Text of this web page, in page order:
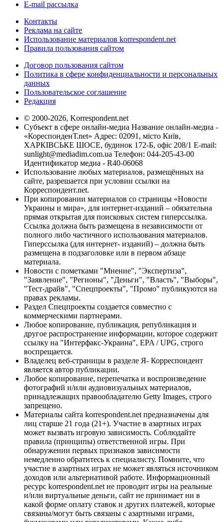
E-mail рассылка
Контакты
Реклама на сайте
Использование материалов korrespondent.net
Правила пользования сайтом
Договор пользования сайтом
Политика в сфере конфиденциальности и персональных
данных
Пользовательское соглашение
Редакция
© 2000-2026, Korrespondent.net
Субъект в сфере онлайн-медиа Название онлайн-медиа -
«КореспонденТ.net» Адрес: 02091, місто Київ,
ХАРКІВСЬКЕ ШОСЕ, будинок 172-Б, офіс 208/1 E-mail:
sunlight@mediadim.com.ua Телефон: 044-205-43-00
Идентификатор медиа - R40-06068
Использование любых материалов, размещённых на
сайте, разрешается при условии ссылки на
Корреспондент.net.
При копировании материалов со страницы «Новости
Украины и мира», для интернет-изданий – обязательна
прямая открытая для поисковых систем гиперссылка.
Ссылка должна быть размещена в независимости от
полного либо частичного использования материалов.
Гиперссылка (для интернет- изданий) – должна быть
размещена в подзаголовке или в первом абзаце
материала.
Новости с пометками "Мнение", "Экспертиза",
"Заявление", "Регионы", "Деньги", "Власть", "Выборы",
"Тест-драйв", "Спецпроекты", "Промо" публикуются на
правах рекламы.
Раздел Спецпроекты создается совместно с
коммерческими партнерами.
Любое копирование, публикация, републикация и
другое распространение информации, которое содержит
ссылку на "Интерфакс-Украина", EPA / UPG, строго
воспрещается.
Владелец веб-страницы в разделе Я- Корреспондент
является автор публикации.
Любое копирование, перепечатка и воспроизведение
фотографий и/или аудиовизуальных материалов,
принадлежащих правообладателю Getty Images, строго
запрещено.
Материалы сайта korrespondent.net предназначены для
лиц старше 21 года (21+). Участие в азартных играх
может вызвать игровую зависимость. Соблюдайте
правила (принципы) ответственной игры. При
обнаружении первых признаков зависимости
немедленно обратитесь к специалисту. Помните, что
участие в азартных играх не может являться источником
доходов или альтернативой работе. Информационный
ресурс korrespondent.net не проводит игры на реальные
и/или виртуальные деньги, сайт не принимает ни в
какой форме оплату ставок и других платежей, которые
связаны/могут быть связаны с азартными играми,